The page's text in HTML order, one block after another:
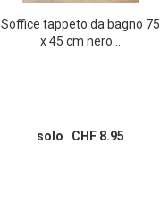
Soffice tappeto da bagno 75
x 45 cm nero...
solo CHF 8.95